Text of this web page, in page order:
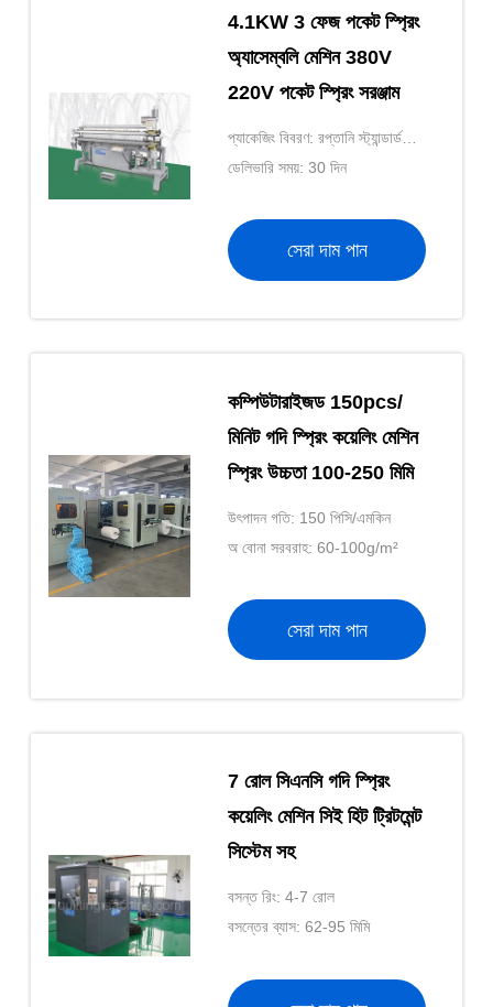
4.1KW 3 ফেজ পকেট স্প্রিং
অ্যাসেম্বলি মেশিন 380V
220V পকেট স্প্রিং সরঞ্জাম
প্যাকেজিং বিবরণ: রপ্তানি স্ট্যান্ডার্ড
প্যাকিং
ডেলিভারি সময়: 30 দিন
সেরা দাম পান
কম্পিউটারাইজড 150pcs/
মিনিট গদি স্প্রিং কয়েলিং মেশিন
স্প্রিং উচ্চতা 100-250 মিমি
উৎপাদন গতি: 150 পিসি/এমকিন
অ বোনা সরবরাহ: 60-100g/m²
সেরা দাম পান
7 রোল সিএনসি গদি স্প্রিং
কয়েলিং মেশিন সিই হিট ট্রিটমেন্ট
সিস্টেম সহ
বসন্ত রিং: 4-7 রোল
বসন্তের ব্যাস: 62-95 মিমি